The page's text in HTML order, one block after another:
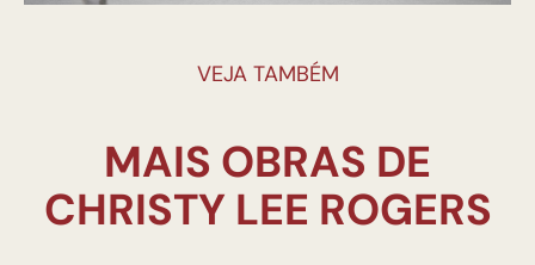
VEJA TAMBÉM
MAIS OBRAS DE